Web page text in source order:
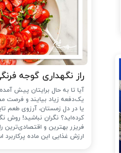
راز نگهداری گوجه
آیا تا به حال برایتان پیش
یک‌دفعه زیاد بیایند و فرصت
یا در دل زمستان، آرزوی طعم
کرده‌اید؟ نگران نباشید! روش
فریزر بهترین و اقتصادی‌ترین
ارزش غذایی این ماده پرکاربرد